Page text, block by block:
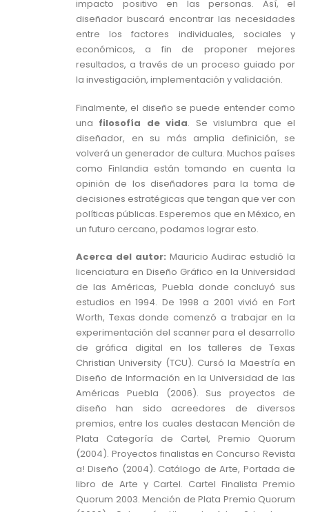
impacto positivo en las personas. Así, el
diseñador buscará encontrar las necesidades
entre los factores individuales, sociales y
económicos, a fin de proponer mejores
resultados, a través de un proceso guiado por
la investigación, implementación y validación.
Finalmente, el diseño se puede entender como
una filosofía de vida. Se vislumbra que el
diseñador, en su más amplia definición, se
volverá un generador de cultura. Muchos países
como Finlandia están tomando en cuenta la
opinión de los diseñadores para la toma de
decisiones estratégicas que tengan que ver con
políticas públicas. Esperemos que en México, en
un futuro cercano, podamos lograr esto.
Acerca del autor: Mauricio Audirac estudió la
licenciatura en Diseño Gráfico en la Universidad
de las Américas, Puebla donde concluyó sus
estudios en 1994. De 1998 a 2001 vivió en Fort
Worth, Texas donde comenzó a trabajar en la
experimentación del scanner para el desarrollo
de gráfica digital en los talleres de Texas
Christian University (TCU). Cursó la Maestría en
Diseño de Información en la Universidad de las
Américas Puebla (2006). Sus proyectos de
diseño han sido acreedores de diversos
premios, entre los cuales destacan Mención de
Plata Categoría de Cartel, Premio Quorum
(2004). Proyectos finalistas en Concurso Revista
a! Diseño (2004). Catálogo de Arte, Portada de
libro de Arte y Cartel. Cartel Finalista Premio
Quorum 2003. Mención de Plata Premio Quorum